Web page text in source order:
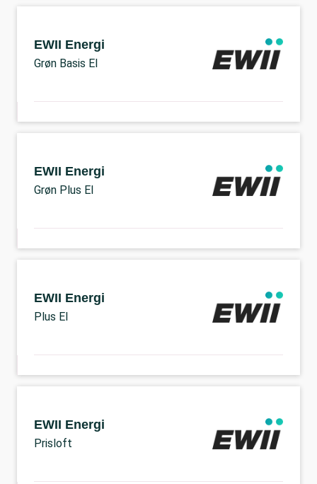
EWII Energi
Grøn Basis El
EWII Energi
Grøn Plus El
EWII Energi
Plus El
EWII Energi
Prisloft